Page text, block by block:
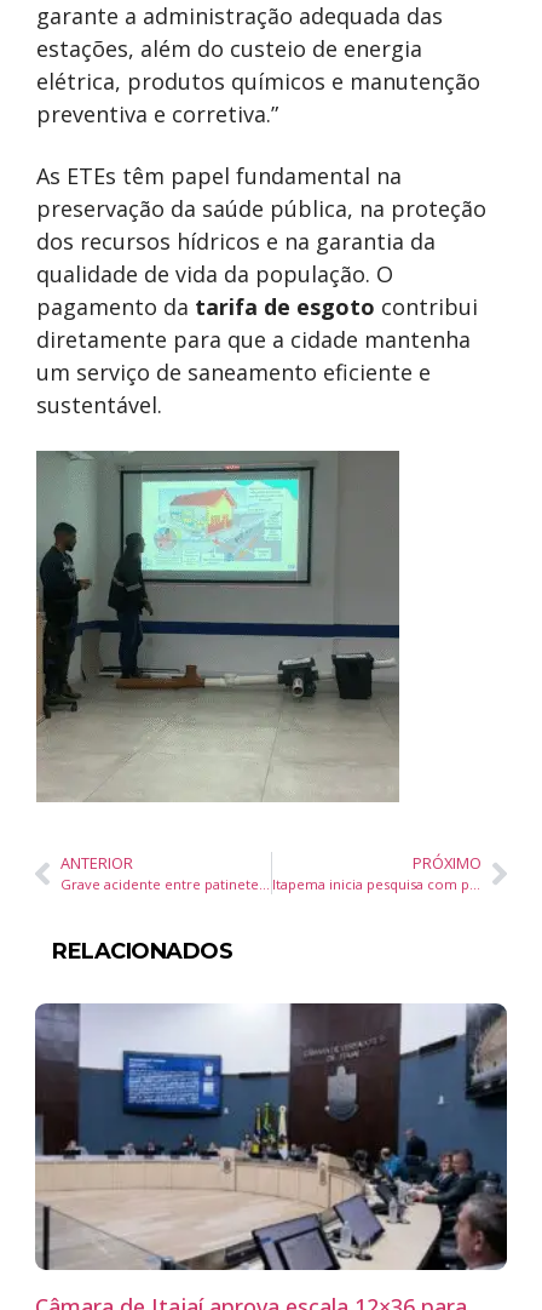
garante a administração adequada das
estações, além do custeio de energia
elétrica, produtos químicos e manutenção
preventiva e corretiva.”
As ETEs têm papel fundamental na
preservação da saúde pública, na proteção
dos recursos hídricos e na garantia da
qualidade de vida da população. O
pagamento da tarifa de esgoto contribui
diretamente para que a cidade mantenha
um serviço de saneamento eficiente e
sustentável.
ANTERIOR
Grave acidente entre patinete elétrico e motocicleta mobiliza resgate na Avenida Brasil
PRÓXIMO
Itapema inicia pesquisa com passageiros para revisão do Plano de Mobilidade Urbana
RELACIONADOS